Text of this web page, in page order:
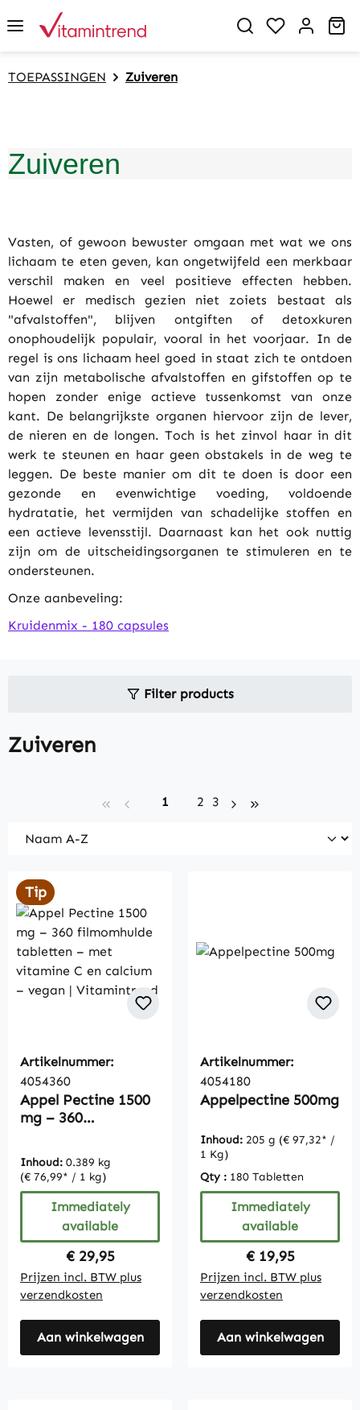
content You have 0
TOEPASSINGEN Zuiveren
Zuiveren
Vasten, of gewoon bewuster omgaan met wat we ons
lichaam te eten geven, kan ongetwijfeld een merkbaar
verschil maken en veel positieve effecten hebben.
Hoewel er medisch gezien niet zoiets bestaat als
"afvalstoffen", blijven ontgiften of detoxkuren
onophoudelijk populair, vooral in het voorjaar. In de
regel is ons lichaam heel goed in staat zich te ontdoen
van zijn metabolische afvalstoffen en gifstoffen op te
hopen zonder enige actieve tussenkomst van onze
kant. De belangrijkste organen hiervoor zijn de lever,
de nieren en de longen. Toch is het zinvol haar in dit
werk te steunen en haar geen obstakels in de weg te
leggen. De beste manier om dit te doen is door een
gezonde en evenwichtige voeding, voldoende
hydratatie, het vermijden van schadelijke stoffen en
een actieve levensstijl. Daarnaast kan het ook nuttig
zijn om de uitscheidingsorganen te stimuleren en te
ondersteunen.
Onze aanbeveling:
Kruidenmix - 180 capsules
Filter products
Zuiveren
Page
1 Page
2 Page
3
Tip
Artikelnummer:
4054360
Appel Pectine 1500
mg – 360
tabletten – met
vitamine C en
calcium – vegan |
Vitamintrend
Inhoud: 0.389 kg
(€ 76,99* / 1 kg)
Immediately
available
Regular price:
€ 29,95
Prijzen incl. BTW plus
verzendkosten
Aan winkelwagen
Artikelnummer:
4054180
Appelpectine 500mg
Inhoud: 205 g (€ 97,32* /
1 Kg)
Qty : 180 Tabletten
Immediately
available
Regular price:
€ 19,95
Prijzen incl. BTW plus
verzendkosten
Aan winkelwagen